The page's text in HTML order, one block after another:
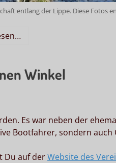
entlang der Lippe. Diese Fotos
Winkel
Es war neben der
Bootfahrer, sondern auch
Du auf derWebsite des